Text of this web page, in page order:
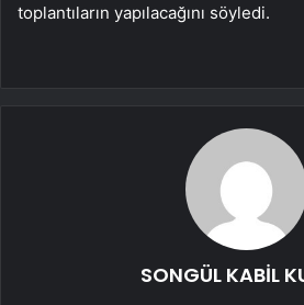
toplantıların yapılacağını söyledi.
SONGÜL KABİL